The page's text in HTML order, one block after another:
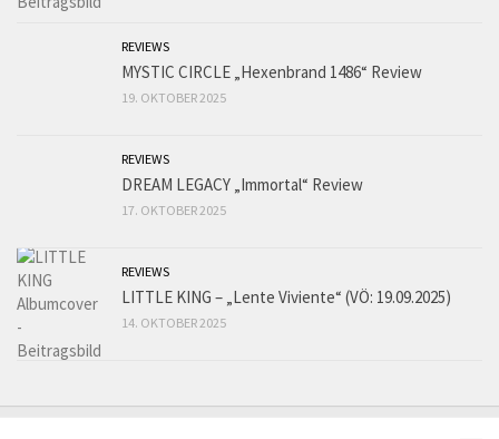
REVIEWS
MYSTIC CIRCLE „Hexenbrand 1486“ Review
19. OKTOBER 2025
REVIEWS
DREAM LEGACY „Immortal“ Review
17. OKTOBER 2025
REVIEWS
LITTLE KING – „Lente Viviente“ (VÖ: 19.09.2025)
14. OKTOBER 2025